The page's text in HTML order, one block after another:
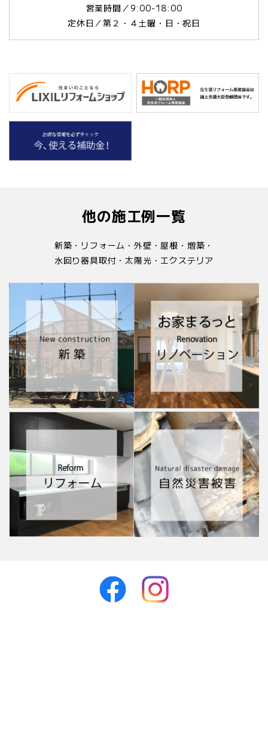
営業時間／9:00-18:00
定休日／第２・４土曜・日・祝日
他の施工例一覧
新築・リフォーム・外壁・屋根・増築・
水回り器具取付・太陽光・エクステリア